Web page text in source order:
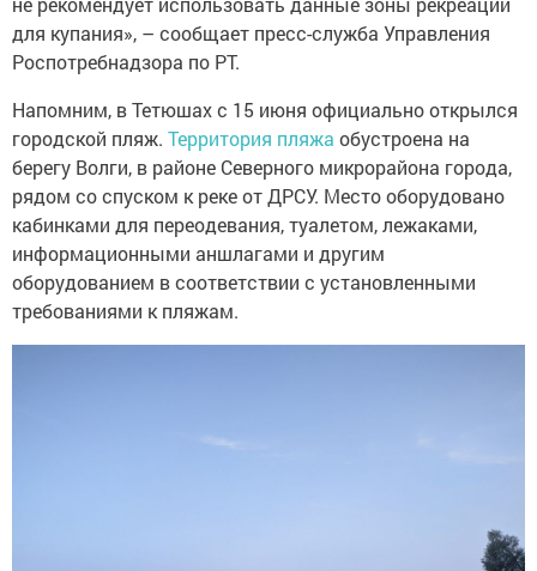
для купания», – сообщает пресс-служба Управления
Роспотребнадзора по РТ.
Напомним, в Тетюшах с 15 июня официально открылся
городской пляж. Территория пляжа обустроена на
берегу Волги, в районе Северного мик­рорайона города,
рядом со спуском к реке от ДРСУ. Место оборудовано
кабинками для переодевания, туалетом, лежаками,
информационными аншлагами и другим
оборудованием в соответствии с ­установленными
требованиями к пляжам.